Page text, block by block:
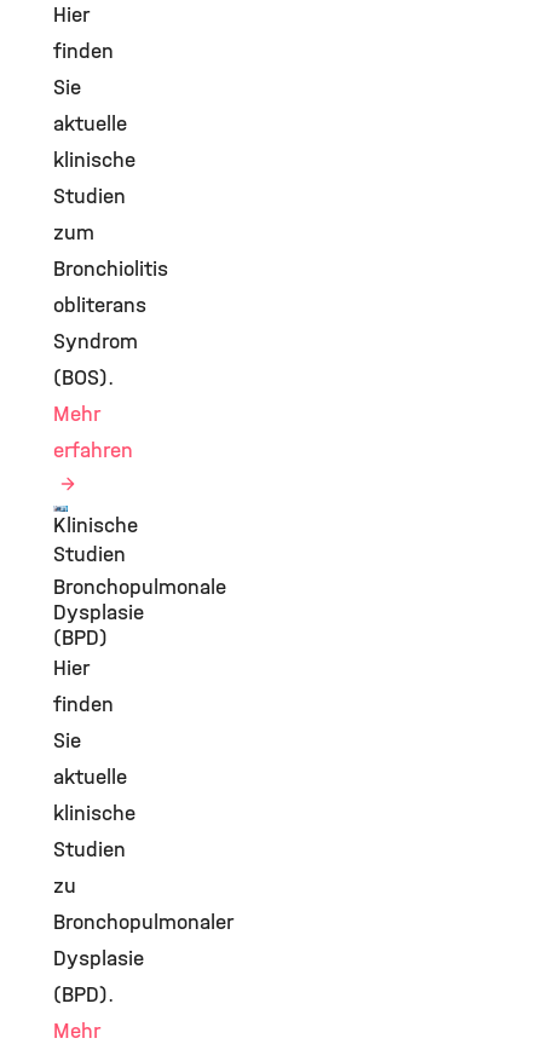
©
Hier
finden
Sie
aktuelle
klinische
Studien
zum
Bronchiolitis
obliterans
Syndrom
(BOS).
Mehr
erfahren
Klinische
Studien
Bronchopulmonale
Dysplasie
(BPD)
Hier
finden
Sie
aktuelle
klinische
Studien
zu
Bronchopulmonaler
Dysplasie
(BPD).
Mehr